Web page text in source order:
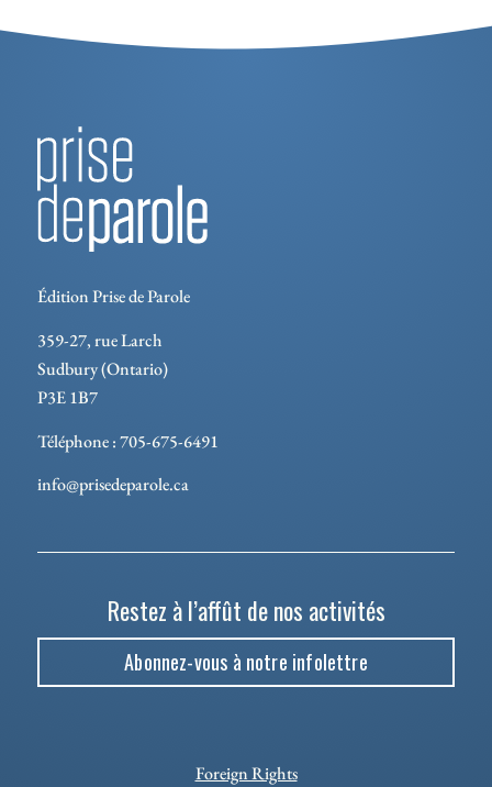
Édition Prise de Parole
359-27, rue Larch
Sudbury (Ontario)
P3E 1B7
Téléphone : 705-675-6491
info@prisedeparole.ca
Restez à l’affût de nos activités
Abonnez-vous à notre infolettre
Foreign Rights